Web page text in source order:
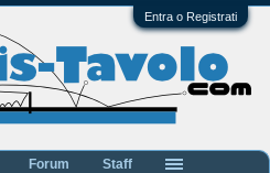
Entra o Registrati
Forum Staff